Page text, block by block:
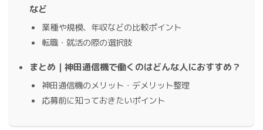
など
業種や規模、年収などの比較ポイント
転職・就活の際の選択肢
まとめ｜神田通信機で働くのはどんな人におすすめ？
神田通信機のメリット・デメリット整理
応募前に知っておきたいポイント